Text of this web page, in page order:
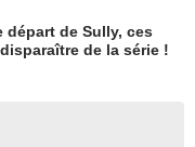
départ de Sully, ces
de la série !